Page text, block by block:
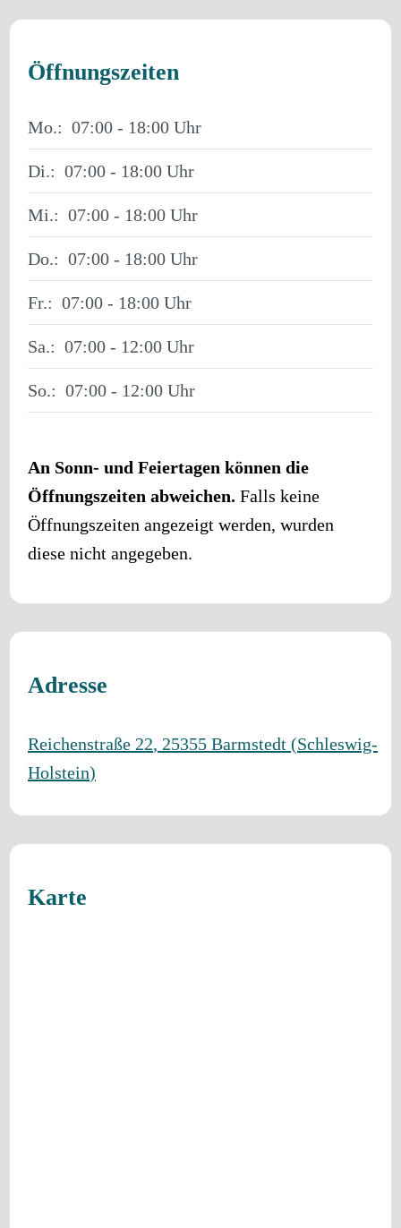
Öffnungszeiten
Mo.: 07:00 - 18:00
Di.: 07:00 - 18:00
Mi.: 07:00 - 18:00
Do.: 07:00 - 18:00
Fr.: 07:00 - 18:00
Sa.: 07:00 - 12:00
So.: 07:00 - 12:00
An Sonn- und Feiertagen können die
Öffnungszeiten abweichen. Falls keine
Öffnungszeiten angezeigt werden, wurden
diese nicht angegeben.
Adresse
Reichenstraße 22, 25355 Barmstedt (Schleswig-
Holstein)
Karte